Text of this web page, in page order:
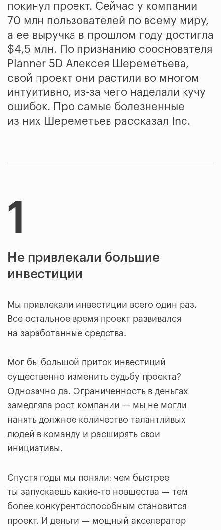
покинул проект. Сейчас у компании
70 млн пользователей по всему миру,
а ее выручка в прошлом году достигла
$4,5 млн. По признанию сооснователя
Planner 5D Алексея Шереметьева,
свой проект они растили во многом
интуитивно, из-за чего наделали кучу
ошибок. Про самые болезненные
из них Шереметьев рассказал Inc.
1
Не привлекали большие
инвестиции
Мы привлекали инвестиции всего один раз.
Все остальное время проект развивался
на заработанные средства.
Мог бы большой приток инвестиций
существенно изменить судьбу проекта?
Однозачно да. Ограниченность в деньгах
замедляла рост компании — мы не могли
нанять должное количество талантливых
людей в команду и расширять свои
инициативы.
Спустя годы мы поняли: чем быстрее
ты запускаешь какие-то новшества — тем
более конкурентоспособным становится
проект. И деньги — мощный акселератор